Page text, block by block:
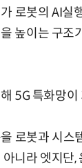
로봇의 AI실
높이는 구조
5G 특화망
로봇과 시스
니라 엣지단,